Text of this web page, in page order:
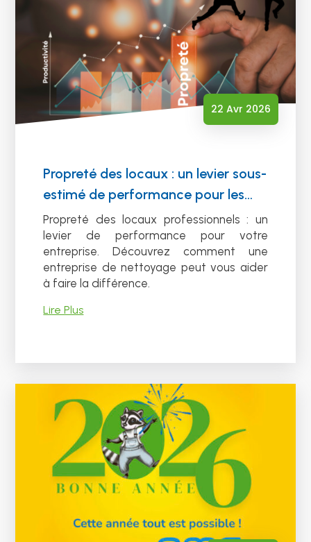
Propreté des locaux : un levier sous-
estimé de performance pour les
entreprises
22 Avr 2026
Propreté des locaux professionnels : un
levier de performance pour votre
entreprise. Découvrez comment une
entreprise de nettoyage peut vous aider
à faire la différence.
Lire Plus